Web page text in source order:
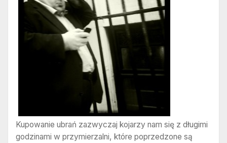
Kupowanie ubrań zazwyczaj kojarzy nam się z długimi
godzinami w przymierzalni, które poprzedzone są